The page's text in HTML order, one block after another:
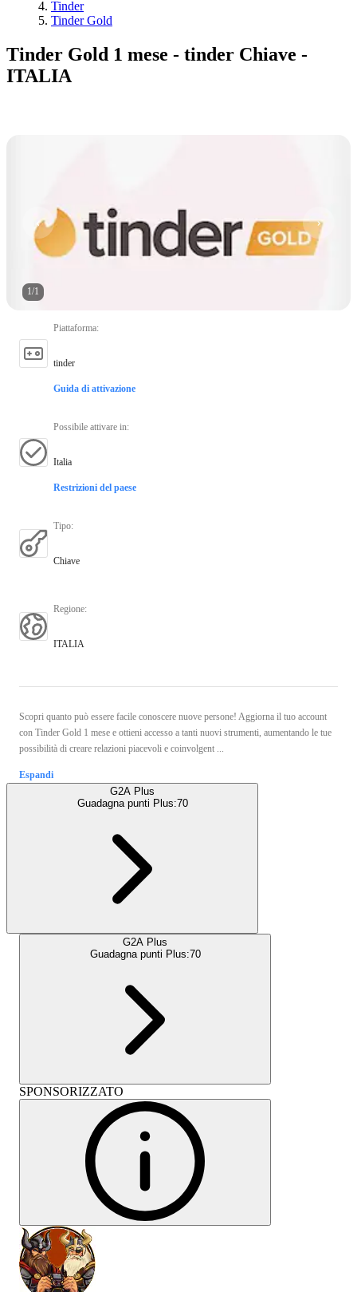
Tinder
Tinder Gold
Tinder Gold 1 mese - tinder Chiave -
ITALIA
1/1
Piattaforma:
tinder
Guida di attivazione
Possibile attivare in:
Italia
Restrizioni del paese
Tipo:
Chiave
Regione:
ITALIA
Scopri quanto può essere facile conoscere nuove persone! Aggiorna il tuo account
con Tinder Gold 1 mese e ottieni accesso a tanti nuovi strumenti, aumentando le tue
possibilità di creare relazioni piacevoli e coinvolgent ...
Espandi
G2A Plus
Guadagna punti Plus:70
G2A Plus
Guadagna punti Plus:70
SPONSORIZZATO